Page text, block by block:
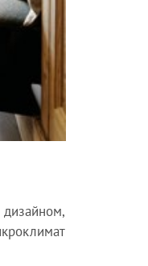
дизайном,